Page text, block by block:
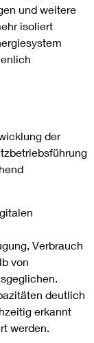
und weitere
isoliert
der
Verbrauch
von
deutlich
erkannt
werden.